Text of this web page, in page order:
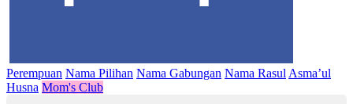
Perempuan Nama Pilihan Nama Gabungan Nama Rasul Asma’ul
Husna Mom's Club